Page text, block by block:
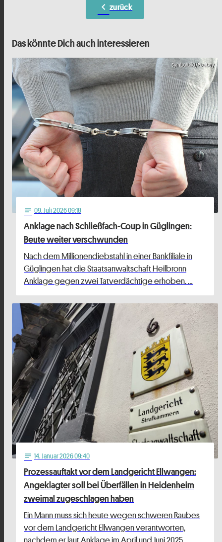
chevron_left zurück
Das könnte Dich auch interessieren
Symbolbild/Pixabay
notes 09. Juli 2026 09:18
Anklage nach Schließfach-Coup in Güglingen:
Beute weiter verschwunden
Nach dem Millionendiebstahl in einer Bankfiliale in
Güglingen hat die Staatsanwaltschaft Heilbronn
Anklage gegen zwei Tatverdächtige erhoben. …
notes 14. Januar 2026 09:40
Prozessauftakt vor dem Landgericht Ellwangen:
Angeklagter soll bei Überfällen in Heidenheim
zweimal zugeschlagen haben
Ein Mann muss sich heute wegen schweren Raubes
vor dem Landgericht Ellwangen verantworten,